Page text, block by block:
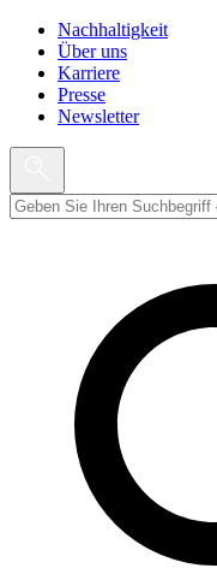
Nachhaltigkeit
Über uns
Karriere
Presse
Newsletter